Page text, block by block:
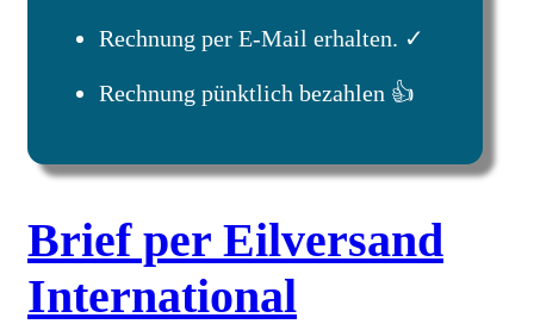
Rechnung per E-Mail erhalten. ✓
Rechnung pünktlich bezahlen 👍
Brief per Eilversand
International